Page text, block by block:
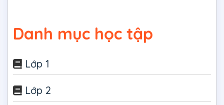
Danh mục học tập
Lớp 1
Lớp 2